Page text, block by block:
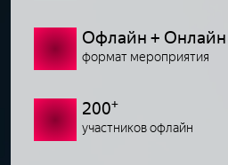
Офлайн + Онлайн
формат мероприятия
200+
участников офлайн